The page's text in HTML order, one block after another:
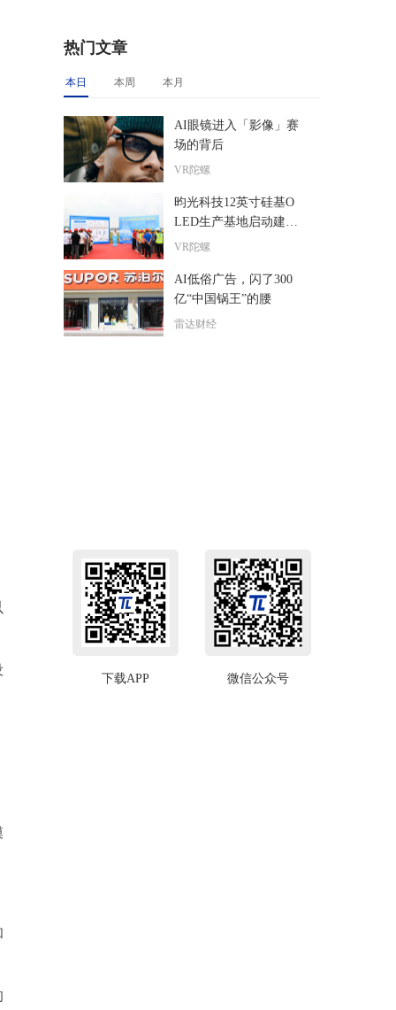
热门文章
本日 本周 本月
AI眼镜进入「影像」赛
场的背后
VR陀螺
昀光科技12英寸硅基O
LED生产基地启动建
设，预计2027年投产
VR陀螺
AI低俗广告，闪了300
亿“中国锅王”的腰
雷达财经
下载APP 微信公众号